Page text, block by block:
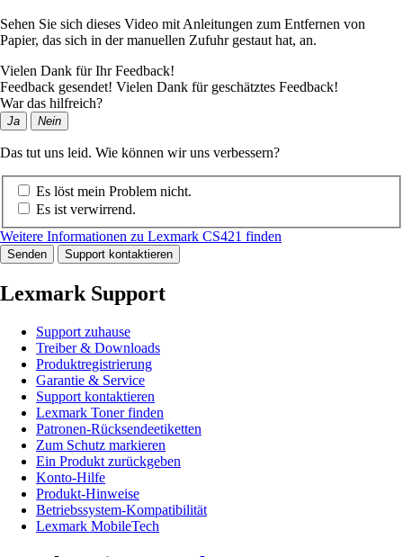
Sehen Sie sich dieses Video mit Anleitungen zum Entfernen von
Papier, das sich in der manuellen Zufuhr gestaut hat, an.
Vielen Dank für Ihr Feedback!
Feedback gesendet! Vielen Dank für geschätztes Feedback!
War das hilfreich?
Ja Nein
Das tut uns leid. Wie können wir uns verbessern?
Es löst mein Problem nicht.
Es ist verwirrend.
Weitere Informationen zu Lexmark CS421 finden
Senden Support kontaktieren
Lexmark Support
Support zuhause
Treiber & Downloads
Produktregistrierung
Garantie & Service
Support kontaktieren
Lexmark Toner finden
Patronen-Rücksendeetiketten
Zum Schutz markieren
Ein Produkt zurückgeben
Konto-Hilfe
Produkt-Hinweise
Betriebssystem-Kompatibilität
Lexmark MobileTech